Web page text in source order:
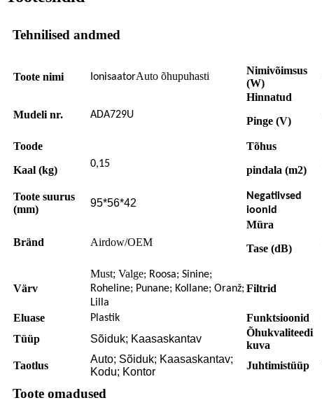
Tehnilised andmed
Toote nimi IonisaatorAuto õhupuhasti
Nimivõimsus
(W)
Mudeli nr. ADA729U
Hinnatud
Pinge (V)
Toode
Kaal (kg)
0,15
Tõhus
pindala (m2)
Toote suurus
(mm)
95*56*42
Negatiivsed
ioonid
Bränd Airdow/OEM
Müra
Tase (dB)
Värv
Must; Valge; Roosa; Sinine;
Roheline; Punane; Kollane; Oranž;
Lilla
Filtrid
Eluase Plastik Funktsioonid
Tüüp Sõiduk; Kaasaskantav
Õhukvaliteedi
kuva
Taotlus
Auto; Sõiduk; Kaasaskantav;
Kodu; Kontor
Juhtimistüüp
Toote omadused